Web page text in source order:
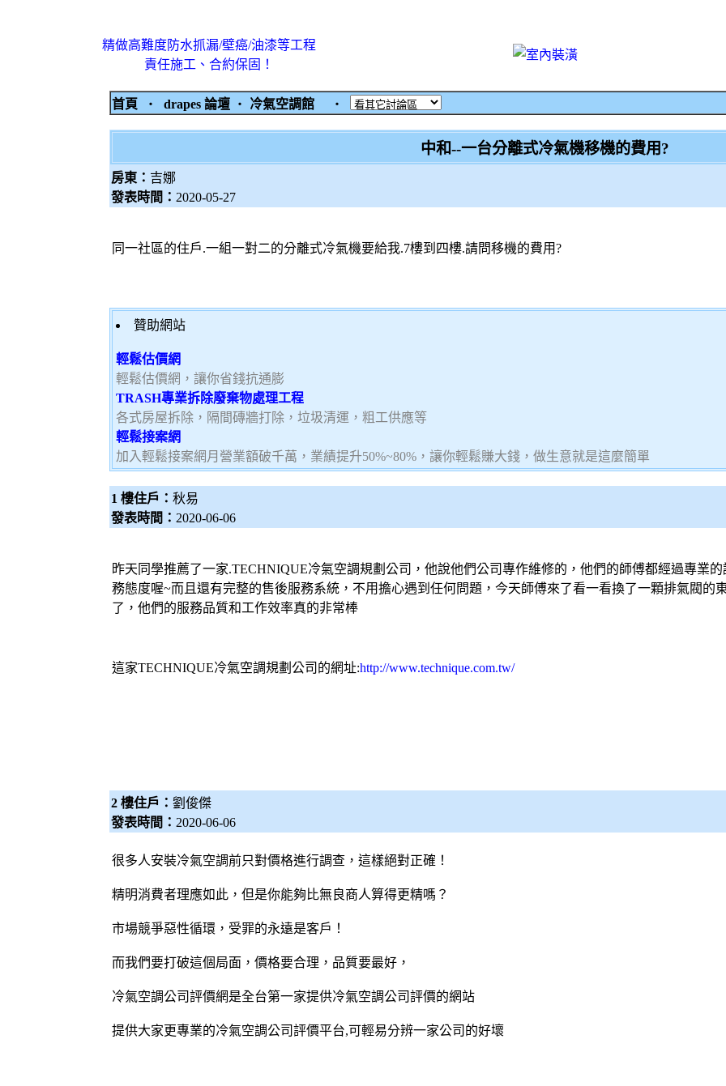
精做高難度防水抓漏/壁癌/油漆等工程
責任施工、合約保固！
首頁 ‧ drapes 論壇 ‧ 冷氣空調館 ‧
中和--一台分離式冷氣機移機的費用?
房東： 吉娜
發表時間： 2020-05-27
同一社區的住戶.一組一對二的分離式冷氣機要給我.7樓到四樓.請問移機的費用?
贊助網站
輕鬆估價網
輕鬆估價網，讓你省錢抗通膨
TRASH專業拆除廢棄物處理工程
各式房屋拆除，隔間磚牆打除，垃圾清運，粗工供應等
輕鬆接案網
加入輕鬆接案網月營業額破千萬，業績提升50%~80%，讓你輕鬆賺大錢，做生意就是這麼簡單
1 樓住戶： 秋易
發表時間： 2020-06-06
昨天同學推薦了一家.TECHNIQUE冷氣空調規劃公司，他說他們公司專作維修的，他們的師傅都經過專業
務態度喔~而且還有完整的售後服務系統，不用擔心遇到任何問題，今天師傅來了看一看換了一顆排氣閥的
了，他們的服務品質和工作效率真的非常棒
這家TECHNIQUE冷氣空調規劃公司的網址:http://www.technique.com.tw/
2 樓住戶： 劉俊傑
發表時間： 2020-06-06
很多人安裝冷氣空調前只對價格進行調查，這樣絕對正確！
精明消費者理應如此，但是你能夠比無良商人算得更精嗎？
市場競爭惡性循環，受罪的永遠是客戶！
而我們要打破這個局面，價格要合理，品質要最好，
冷氣空調公司評價網是全台第一家提供冷氣空調公司評價的網站
提供大家更專業的冷氣空調公司評價平台,可輕易分辨一家公司的好壞